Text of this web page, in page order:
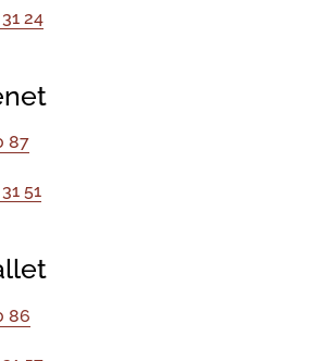
24
87
51
86